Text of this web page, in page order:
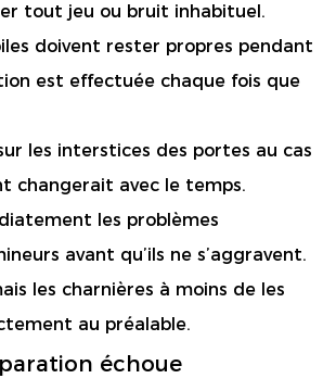
tout jeu ou bruit inhabituel.
doivent rester propres pendant
est effectuée chaque fois que
les interstices des portes au cas
changerait avec le temps.
les problèmes
avant qu’ils ne s’aggravent.
les charnières à moins de les
au préalable.
échoue